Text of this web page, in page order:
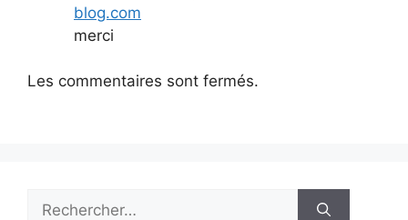
blog.com
merci
Les commentaires sont fermés.